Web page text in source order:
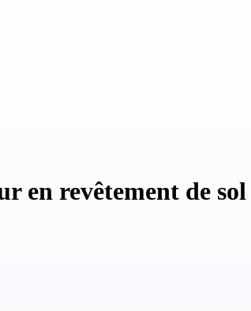
en revêtement de